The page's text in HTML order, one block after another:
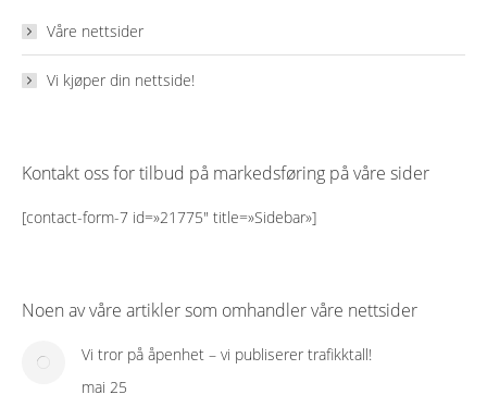
Våre nettsider
Vi kjøper din nettside!
Kontakt oss for tilbud på markedsføring på våre sider
[contact-form-7 id=»21775″ title=»Sidebar»]
Noen av våre artikler som omhandler våre nettsider
Vi tror på åpenhet – vi publiserer trafikktall!
mai 25